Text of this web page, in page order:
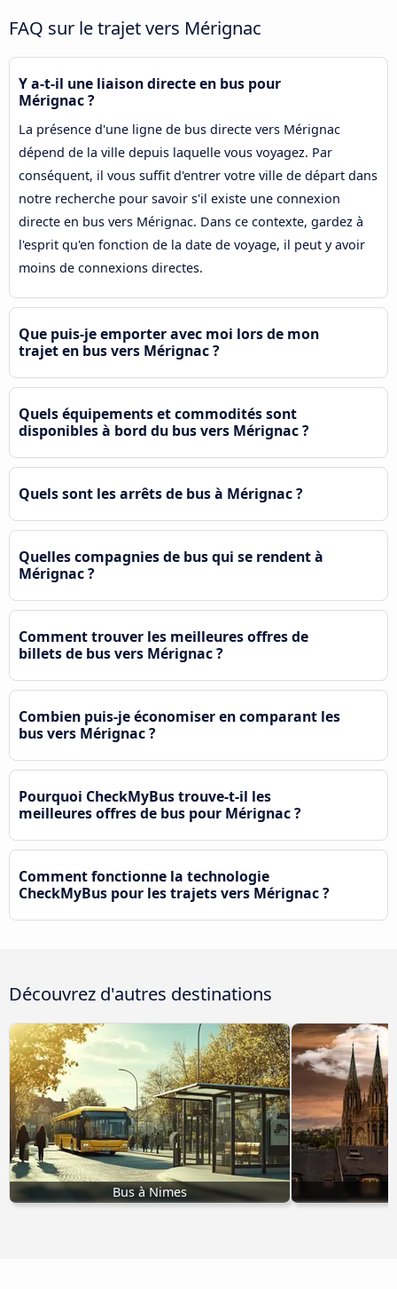
FAQ sur le trajet vers Mérignac
Y a-t-il une liaison directe en bus pour
Mérignac ?
La présence d'une ligne de bus directe vers Mérignac
dépend de la ville depuis laquelle vous voyagez. Par
conséquent, il vous suffit d'entrer votre ville de départ dans
notre recherche pour savoir s'il existe une connexion
directe en bus vers Mérignac. Dans ce contexte, gardez à
l'esprit qu'en fonction de la date de voyage, il peut y avoir
moins de connexions directes.
Que puis-je emporter avec moi lors de mon
trajet en bus vers Mérignac ?
Quels équipements et commodités sont
disponibles à bord du bus vers Mérignac ?
Quels sont les arrêts de bus à Mérignac ?
Quelles compagnies de bus qui se rendent à
Mérignac ?
Comment trouver les meilleures offres de
billets de bus vers Mérignac ?
Combien puis-je économiser en comparant les
bus vers Mérignac ?
Pourquoi CheckMyBus trouve-t-il les
meilleures offres de bus pour Mérignac ?
Comment fonctionne la technologie
CheckMyBus pour les trajets vers Mérignac ?
Découvrez d'autres destinations
Bus à Nimes